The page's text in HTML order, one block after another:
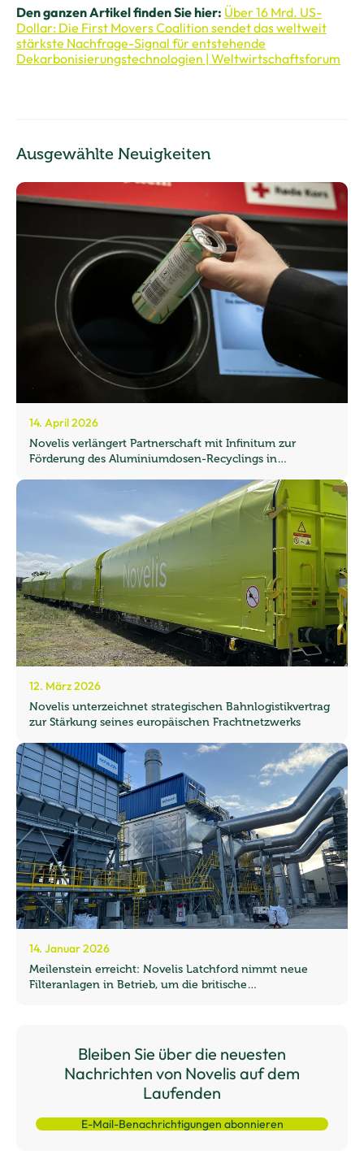
Den ganzen Artikel finden Sie hier: Über 16 Mrd. US-
Dollar: Die First Movers Coalition sendet das weltweit
stärkste Nachfrage-Signal für entstehende
Dekarbonisierungstechnologien | Weltwirtschaftsforum
Ausgewählte Neuigkeiten
14. April 2026
Novelis verlängert Partnerschaft mit Infinitum zur
Förderung des Aluminiumdosen-Recyclings in
12. März 2026
Novelis unterzeichnet strategischen Bahnlogistikvertrag
zur Stärkung seines europäischen Frachtnetzwerks
14. Januar 2026
Meilenstein erreicht: Novelis Latchford nimmt neue
Filteranlagen in Betrieb, um die britische
Bleiben Sie über die neuesten
Nachrichten von Novelis auf dem
Laufenden
E-Mail-Benachrichtigungen abonnieren